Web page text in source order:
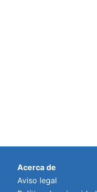
Acerca de
Aviso legal